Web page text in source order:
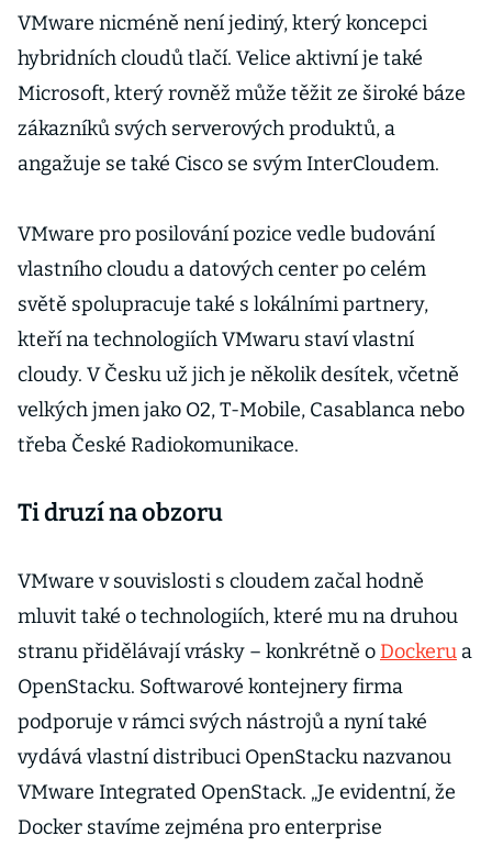
VMware nicméně není jediný, který koncepci
hybridních cloudů tlačí. Velice aktivní je také
Microsoft, který rovněž může těžit ze široké báze
zákazníků svých serverových produktů, a
angažuje se také Cisco se svým InterCloudem.
VMware pro posilování pozice vedle budování
vlastního cloudu a datových center po celém
světě spolupracuje také s lokálními partnery,
kteří na technologiích VMwaru staví vlastní
cloudy. V Česku už jich je několik desítek, včetně
velkých jmen jako O2, T-Mobile, Casablanca nebo
třeba České Radiokomunikace.
Ti druzí na obzoru
VMware v souvislosti s cloudem začal hodně
mluvit také o technologiích, které mu na druhou
stranu přidělávají vrásky – konkrétně o Dockeru a
OpenStacku. Softwarové kontejnery firma
podporuje v rámci svých nástrojů a nyní také
vydává vlastní distribuci OpenStacku nazvanou
VMware Integrated OpenStack. „Je evidentní, že
Docker stavíme zejména pro enterprise